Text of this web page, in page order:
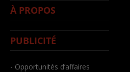
À PROPOS
PUBLICITÉ
- Opportunités d’affaires